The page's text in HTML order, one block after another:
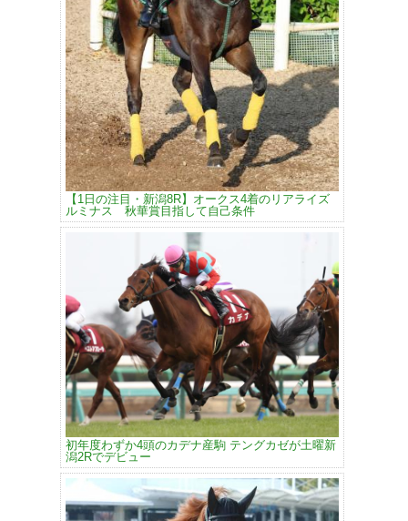
【1日の注目・新潟8R】オークス4着のリアライズ
ルミナス 秋華賞目指して自己条件
初年度わずか4頭のカデナ産駒 テングカゼが土曜新
潟2Rでデビュー